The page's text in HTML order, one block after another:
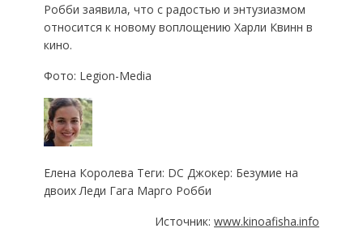
Робби заявила, что с радостью и энтузиазмом
относится к новому воплощению Харли Квинн в
кино.
Фото: Legion-Media
Елена Королева Теги: DC Джокер: Безумие на
двоих Леди Гага Марго Робби
Источник:www.kinoafisha.info